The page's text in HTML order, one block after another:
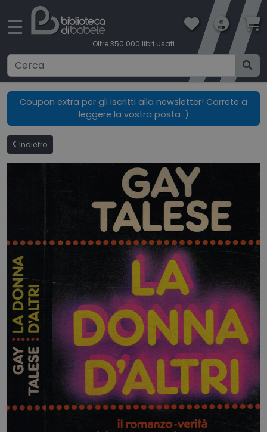
☰
Oltre 350.000 libri usati
Ricerca avanzata
CONDIZIONI DI VENDITA
BOOKLOVERS CARD
HOME
BLOG
CHI SIAMO
OUTLET
NEWSLETTER
Coupon extra per gli iscritti alla newsletter! Correte a
leggere la vostra posta :)
Indietro